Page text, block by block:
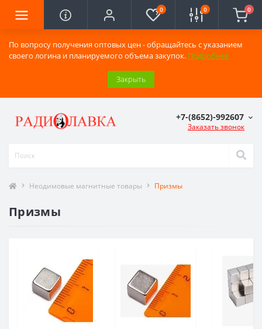
По вопросу получения оптовых цен - обращайтесь с указанием
своего логина и планируемого объема закупок. Подробнее
Закрыть
0 0 0
+7-(8652)-992607
Заказать звонок
Неодимовые магнитные товары Призмы
Призмы